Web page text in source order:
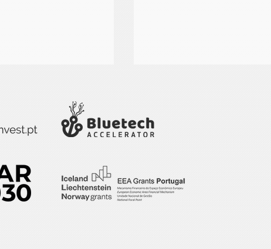
Empregos da
Azul 2026 destaca a
diversificação das
DGPM na apresentação do
livro "Sentinelas do Oceano